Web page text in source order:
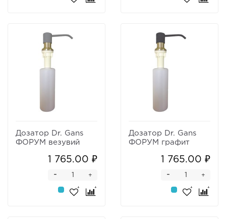
Дозатор Dr. Gans
ФОРУМ везувий
1 765.00 ₽
+
-
Дозатор Dr. Gans
ФОРУМ графит
1 765.00 ₽
+
-